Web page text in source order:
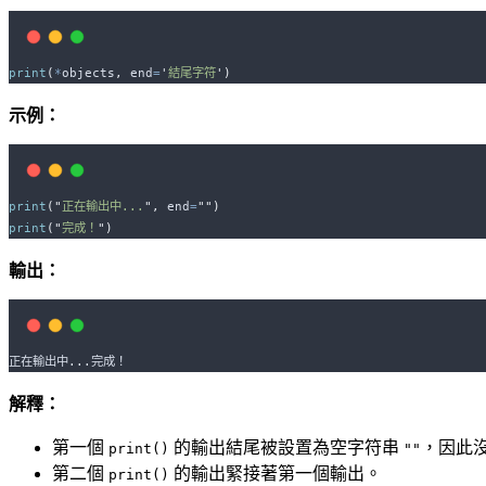
print ( *objects , end= ' 結尾字符' )
示例：
print ( " 正在輸出中... " , end="" )
print ( "完成！ " )
輸出：
正在輸出中...完成！
解釋：
第一個 print() 的輸出結尾被設置為空字符串 "" ，因此
第二個 print() 的輸出緊接著第一個輸出。